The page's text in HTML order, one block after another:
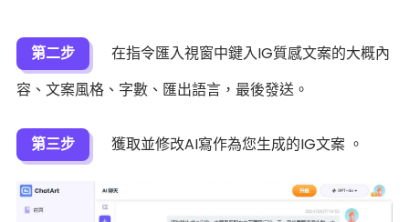
第二步
在指令匯入視窗中鍵入IG質感文案的大概內
容、文案風格、字數、匯出語言，最後發送。
第三步 獲取並修改AI寫作為您生成的IG文案 。